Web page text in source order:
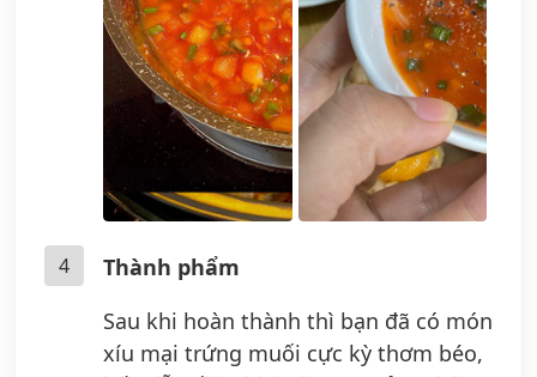
4
Thành phẩm
Sau khi hoàn thành thì bạn đã có món
xíu mại trứng muối cực kỳ thơm béo,